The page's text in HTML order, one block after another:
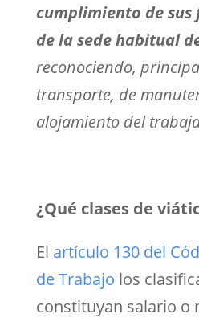
cumplimiento de sus
de la sede habitual
reconociendo,
transporte, de
alojamiento del
¿Qué clases de
El artículo 130 del
de Trabajo los
constituyan salario o